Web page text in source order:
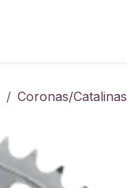
Coronas/Catalinas